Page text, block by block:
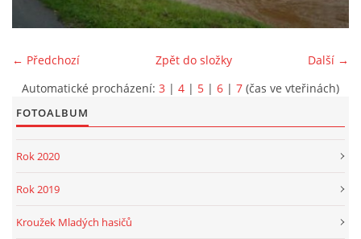
PROJEKT DOPRAVNÍ AUTOMOBIL
SH ČMS - Sbor dobrovolných hasičů Havlovice
← Předchozí Další →
Zpět do složky
Automatické procházení: 3 | 4 | 5 | 6 | 7 (čas ve vteřinách)
FOTOALBUM
Rok 2020
Rok 2019
Kroužek Mladých hasičů